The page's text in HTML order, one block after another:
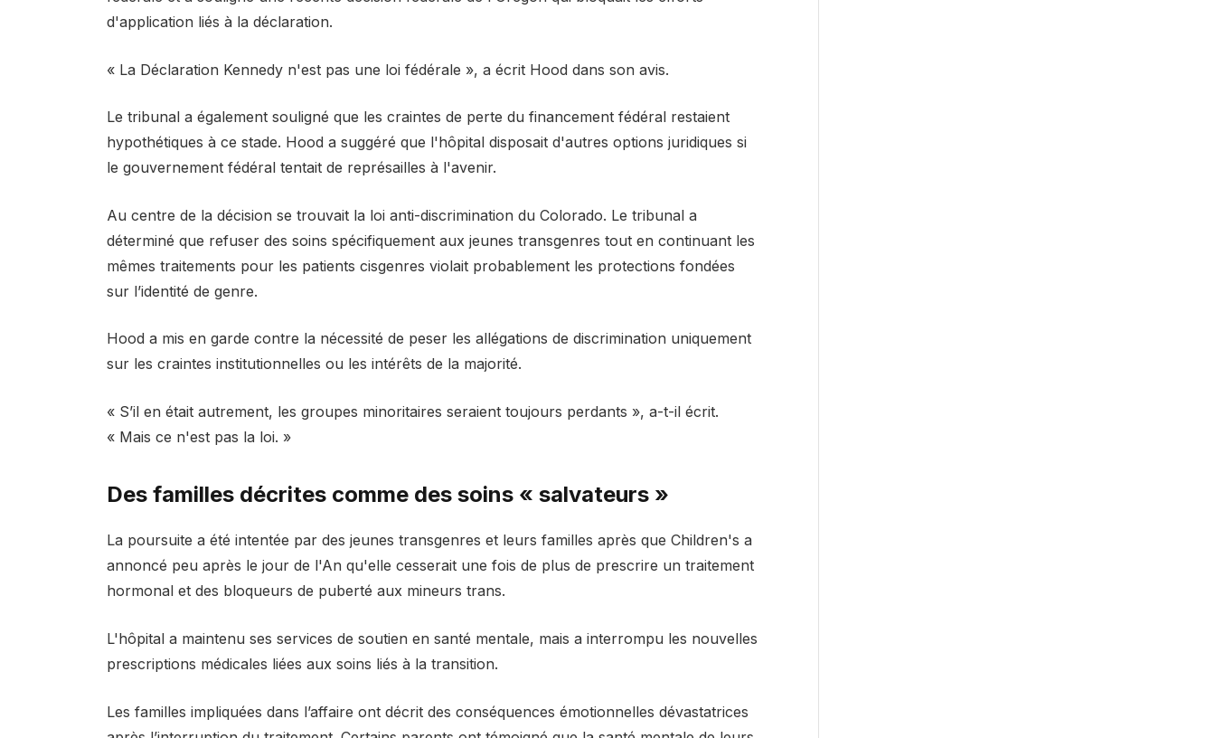
d'application liés à la déclaration.
« La Déclaration Kennedy n'est pas une loi fédérale », a écrit Hood dans son avis.
Le tribunal a également souligné que les craintes de perte du financement fédéral restaient
hypothétiques à ce stade. Hood a suggéré que l'hôpital disposait d'autres options juridiques si
le gouvernement fédéral tentait de représailles à l'avenir.
Au centre de la décision se trouvait la loi anti-discrimination du Colorado. Le tribunal a
déterminé que refuser des soins spécifiquement aux jeunes transgenres tout en continuant les
mêmes traitements pour les patients cisgenres violait probablement les protections fondées
sur l’identité de genre.
Hood a mis en garde contre la nécessité de peser les allégations de discrimination uniquement
sur les craintes institutionnelles ou les intérêts de la majorité.
« S’il en était autrement, les groupes minoritaires seraient toujours perdants », a-t-il écrit.
« Mais ce n'est pas la loi. »
Des familles décrites comme des soins « salvateurs »
La poursuite a été intentée par des jeunes transgenres et leurs familles après que Children's a
annoncé peu après le jour de l'An qu'elle cesserait une fois de plus de prescrire un traitement
hormonal et des bloqueurs de puberté aux mineurs trans.
L'hôpital a maintenu ses services de soutien en santé mentale, mais a interrompu les nouvelles
prescriptions médicales liées aux soins liés à la transition.
Les familles impliquées dans l’affaire ont décrit des conséquences émotionnelles dévastatrices